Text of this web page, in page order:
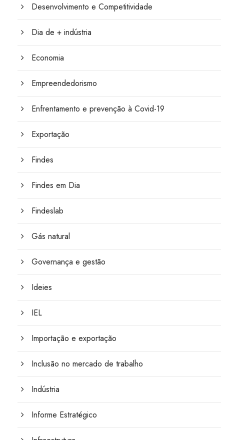
Desenvolvimento e Competitividade
Dia de + indústria
Economia
Empreendedorismo
Enfrentamento e prevenção à Covid-19
Exportação
Findes
Findes em Dia
Findeslab
Gás natural
Governança e gestão
Ideies
IEL
Importação e exportação
Inclusão no mercado de trabalho
Indústria
Informe Estratégico